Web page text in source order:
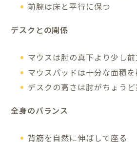
前腕は床と平行に保つ
デスクとの関係
マウスは肘の真下より少し
マウスパッドは十分な面積
デスクの高さは肘がちょう
全身のバランス
背筋を自然に伸ばして座る